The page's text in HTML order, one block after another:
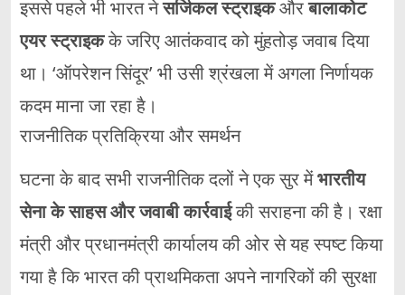
इससेपहलेभीभारतनेसर्जिकलस्ट्राइकऔरबालाकोट
एयरस्ट्राइककेजरिएआतंकवादकोमुंहतोड़जवाबदिया
था। ‘ऑपरेशनसिंदूर’भीउसीश्रंखलामेंअगलानिर्णायक
कदममानाजारहाहै।
राजनीतिकप्रतिक्रिया औरसमर्थन
घटनाकेबादसभीराजनीतिकदलोंनेएकसुरमेंभारतीय
सेनाकेसाहसऔरजवाबीकार्रवाईकीसराहनाकीहै।रक्षा
मंत्रीऔरप्रधानमंत्रीकार्यालयकीओरसेयहस्पष्टकिया
गयाहैकिभारतकीप्राथमिकताअपनेनागरिकोंकीसुरक्षा